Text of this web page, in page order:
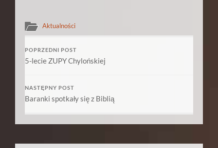
Aktualności
POPRZEDNI POST
5-lecie ZUPY Chylońskiej
NASTĘPNY POST
Baranki spotkały się z Biblią